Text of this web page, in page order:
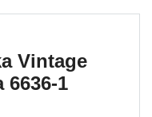
Vintage
6636-1